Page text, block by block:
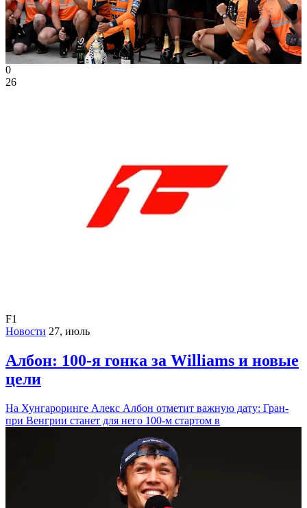
0
26
F1
Новости 27, июль
Албон: 100-я гонка за Williams и новые
цели
На Хунгароринге Алекс Албон отметит важную дату: Гран-
при Венгрии станет для него 100-м стартом в